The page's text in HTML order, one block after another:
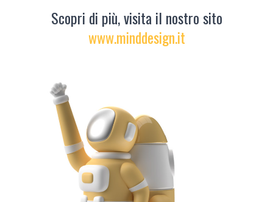
Scopri di più, visita il nostro sito
www.minddesign.it